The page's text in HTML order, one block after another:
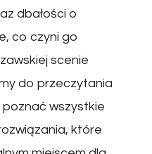
dbałości o
co czyni go
scenie
do przeczytania
poznać wszystkie
które